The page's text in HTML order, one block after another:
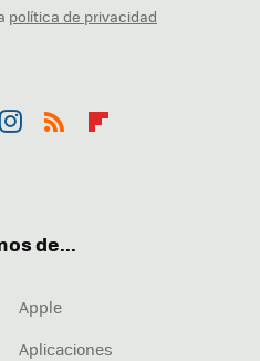
política de privacidad
de...
Apple
Aplicaciones